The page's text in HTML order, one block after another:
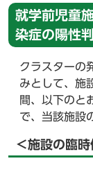
就学前児童
染症の陽性
クラスターの
みとして、施
間、以下のと
で、当該施設
＜施設の臨